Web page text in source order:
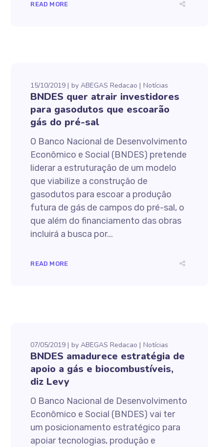
READ MORE
15/10/2019 byABEGAS Redacao Notícias
BNDES quer atrair investidores
para gasodutos que escoarão
gás do pré-sal
O Banco Nacional de Desenvolvimento
Econômico e Social (BNDES) pretende
liderar a estruturação de um modelo
que viabilize a construção de
gasodutos para escoar a produção
futura de gás de campos do pré-sal, o
que além do financiamento das obras
incluirá a busca por...
READ MORE
07/05/2019 byABEGAS Redacao Notícias
BNDES amadurece estratégia de
apoio a gás e biocombustíveis,
diz Levy
O Banco Nacional de Desenvolvimento
Econômico e Social (BNDES) vai ter
um posicionamento estratégico para
apoiar tecnologias, produção e